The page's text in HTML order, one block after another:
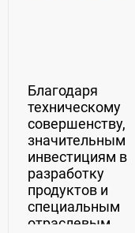
Благодаря
техническому
совершенству,
значительным
инвестициям в
разработку
продуктов и
специальным
отраслевым